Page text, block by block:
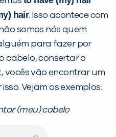
hair. Isso acontece com
somos nós quem
para fazer por
cabelo, consertar o
vocês vão encontrar um
Vejam os exemplos:
(meu) cabelo